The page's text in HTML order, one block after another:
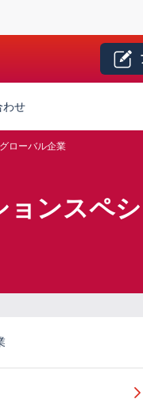
わせ
グローバル企業
ョンスペ